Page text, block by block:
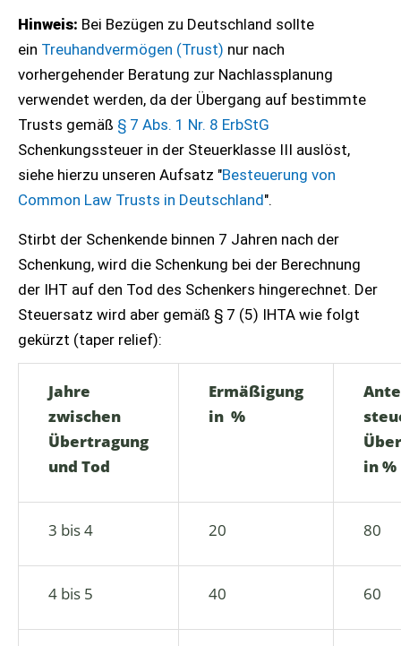
Hinweis: Bei Bezügen zu Deutschland sollte
ein Treuhandvermögen (Trust) nur nach
vorhergehender Beratung zur Nachlassplanung
verwendet werden, da der Übergang auf bestimmte
Trusts gemäß § 7 Abs. 1 Nr. 8 ErbStG
Schenkungssteuer in der Steuerklasse III auslöst,
siehe hierzu unseren Aufsatz "Besteuerung von
Common Law Trusts in Deutschland".
Stirbt der Schenkende binnen 7 Jahren nach der
Schenkung, wird die Schenkung bei der Berechnung
der IHT auf den Tod des Schenkers hingerechnet. Der
Steuersatz wird aber gemäß § 7 (5) IHTA wie folgt
gekürzt (taper relief):
Jahre
zwischen
Übertragung
und Tod
Ermäßigung
in %
in %
3 bis 4 20 80
4 bis 5 40 60